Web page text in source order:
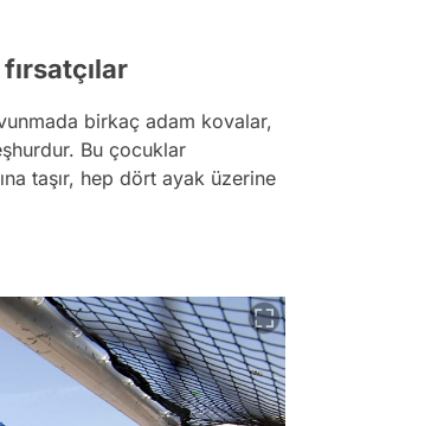
birkaç adam kovalar,
Bu çocuklar
taşır, hep dört ayak üzerine